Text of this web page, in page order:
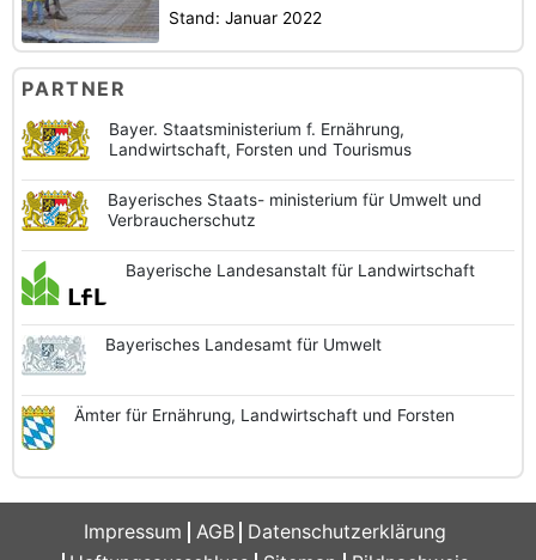
Stand: Januar 2022
PARTNER
Bayer. Staatsministerium f. Ernährung,
Landwirtschaft, Forsten und Tourismus
Bayerisches Staats- ministerium für Umwelt und
Verbraucherschutz
Bayerische Landesanstaltfür Landwirtschaft
Bayerisches Landesamtfür Umwelt
Ämter für Ernährung, Landwirtschaft und Forsten
Impressum AGB
Datenschutzerklärung